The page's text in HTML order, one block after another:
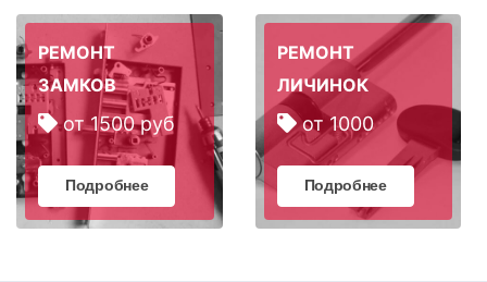
РЕМОНТ
ЗАМКОВ
от 1500 руб
Подробнее
РЕМОНТ
ЛИЧИНОК
от 1000
Подробнее